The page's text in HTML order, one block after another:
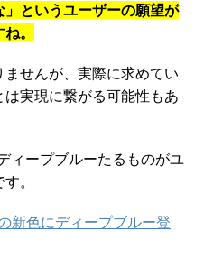
というユーザーの願望が
。
せんが、実際に求めてい
実現に繋がる可能性もあ
ィープブルーたるものがユ
。
新色にディープブルー登